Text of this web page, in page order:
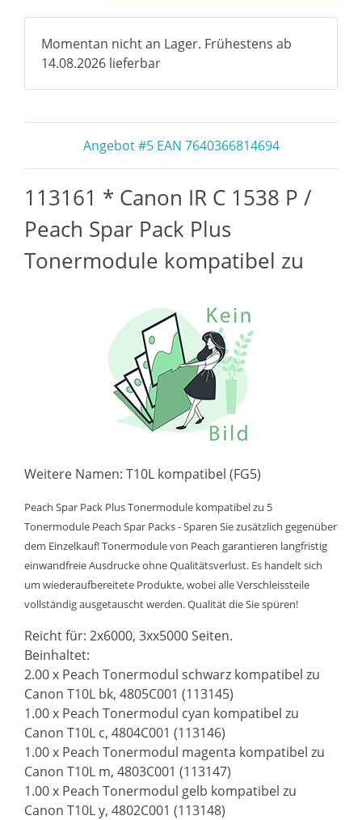
Momentan nicht an Lager. Frühestens ab
14.08.2026 lieferbar
Angebot #5 EAN 7640366814694
113161 * Canon IR C 1538 P /
Peach Spar Pack Plus
Tonermodule kompatibel zu
Weitere Namen: T10L kompatibel (FG5)
Peach Spar Pack Plus Tonermodule kompatibel zu 5
Tonermodule Peach Spar Packs - Sparen Sie zusätzlich gegenüber
dem Einzelkauf! Tonermodule von Peach garantieren langfristig
einwandfreie Ausdrucke ohne Qualitätsverlust. Es handelt sich
um wiederaufbereitete Produkte, wobei alle Verschleissteile
vollständig ausgetauscht werden. Qualität die Sie spüren!
Reicht für: 2x6000, 3xx5000 Seiten.
Beinhaltet:
2.00 x Peach Tonermodul schwarz kompatibel zu
Canon T10L bk, 4805C001 (113145)
1.00 x Peach Tonermodul cyan kompatibel zu
Canon T10L c, 4804C001 (113146)
1.00 x Peach Tonermodul magenta kompatibel zu
Canon T10L m, 4803C001 (113147)
1.00 x Peach Tonermodul gelb kompatibel zu
Canon T10L y, 4802C001 (113148)